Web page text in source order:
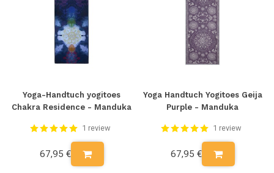
Yoga-Handtuch yogitoes
Chakra Residence - Manduka
1 review
67,95 €
Yoga Handtuch Yogitoes Geija
Purple - Manduka
1 review
67,95 €